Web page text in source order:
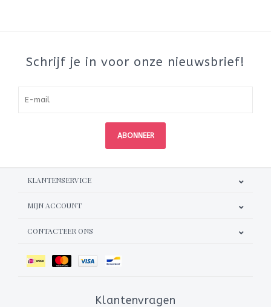
Schrijf je in voor onze nieuwsbrief!
ABONNEER
KLANTENSERVICE
MIJN ACCOUNT
CONTACTEER ONS
Klantenvragen